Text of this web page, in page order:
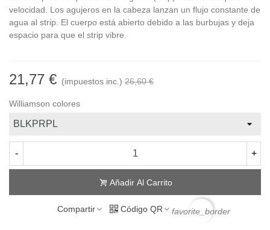
velocidad. Los agujeros en la cabeza lanzan un flujo constante de
agua al strip. El cuerpo está abierto debido a las burbujas y deja
espacio para que el strip vibre.
21,77 € (impuestos inc.) 26,60 €
Williamson colores
- +
Añadir Al Carrito
Compartir Código QR favorite_border